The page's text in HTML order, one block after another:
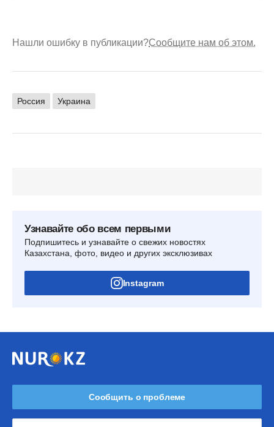
Нашли ошибку в публикации?Сообщите нам об этом.
Россия Украина
Узнавайте обо всем первыми
Подпишитесь и узнавайте о свежих новостях
Казахстана, фото, видео и других эксклюзивах
Instagram
Сообщить о проблеме